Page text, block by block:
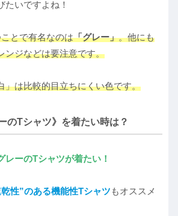
たいですよね！
とで有名なのは「グレー」。他にも
ンジなどは要注意です。
」は比較的目立ちにくい色です。
のTシャツ》を着たい時は？
レーのTシャツが着たい！
性”のある機能性Tシャツ もオススメ